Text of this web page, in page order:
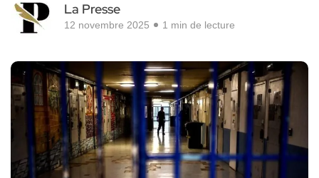
La Presse
12 novembre 2025 1 min de lecture